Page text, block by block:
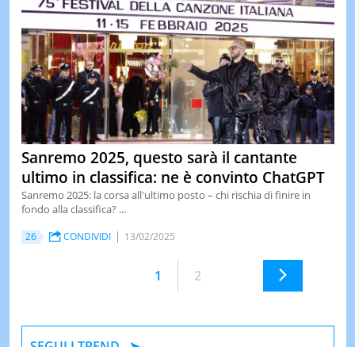
Sanremo 2025, questo sarà il cantante
ultimo in classifica: ne è convinto ChatGPT
Sanremo 2025: la corsa all'ultimo posto – chi rischia di finire in
fondo alla classifica? ...
26 CONDIVIDI 13/02/2025
1 2